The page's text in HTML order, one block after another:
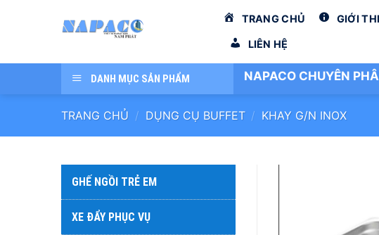
dung
TRANG CHỦ GIỚI
LIÊN HỆ
DANH MỤC SẢN PHẨM NAPACO CHUYÊN
TRANG CHỦ / DỤNG CỤ BUFFET / KHAY G/N INOX
GHẾ NGỒI TRẺ EM
XE ĐẨY PHỤC VỤ